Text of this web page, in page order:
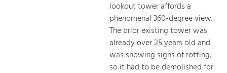
lookout tower affords a
phenomenal 360-degree view.
The prior existing tower was
already over 25 years old and
was showing signs of rotting,
so it had to be demolished for